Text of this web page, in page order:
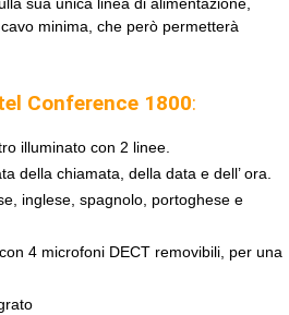
minima, che però permetterà
Conference 1800:
illuminato con 2 linee.
della chiamata, della data e dell’ ora.
inglese, spagnolo, portoghese e
4 microfoni DECT removibili, per una